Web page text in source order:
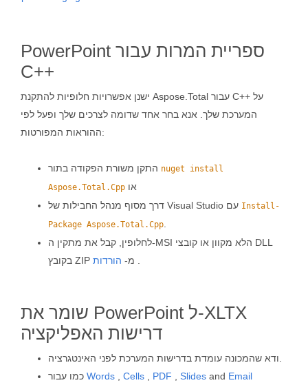
PowerPoint ספריית המרות עבור
C++
ישנן אפשרויות חלופיות להתקנת Aspose.Total עבור C++ על
המערכת שלך. אנא בחר אחד שדומה לצרכים שלך ופעל לפי
ההוראות המפורטות:
nuget install
Aspose.Total.Cpp או
Install-
Package Aspose.Total.Cpp
לחלופין, קבל את מתקין ה-MSI הלא מקוון או קובצי DLL
בקובץ ZIP מ- הורדות
שומר את PowerPoint ל-XLTX
דרישות האפליקציה
Words Cells PDF Slides and Email